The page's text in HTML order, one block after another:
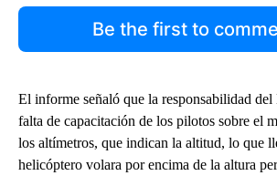
Be the first to
El informe señaló que la responsabilidad
falta de capacitación de los pilotos sobre el
los altímetros, que indican la altitud, lo que
helicóptero volara por encima de la altura